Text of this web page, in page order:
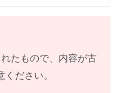
たもので、内容が古
ださい。